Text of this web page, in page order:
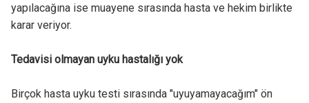
yapılacağına ise muayene sırasında hasta ve hekim birlikte
karar veriyor.
Tedavisi olmayan uyku hastalığı yok
Birçok hasta uyku testi sırasında "uyuyamayacağım" ön